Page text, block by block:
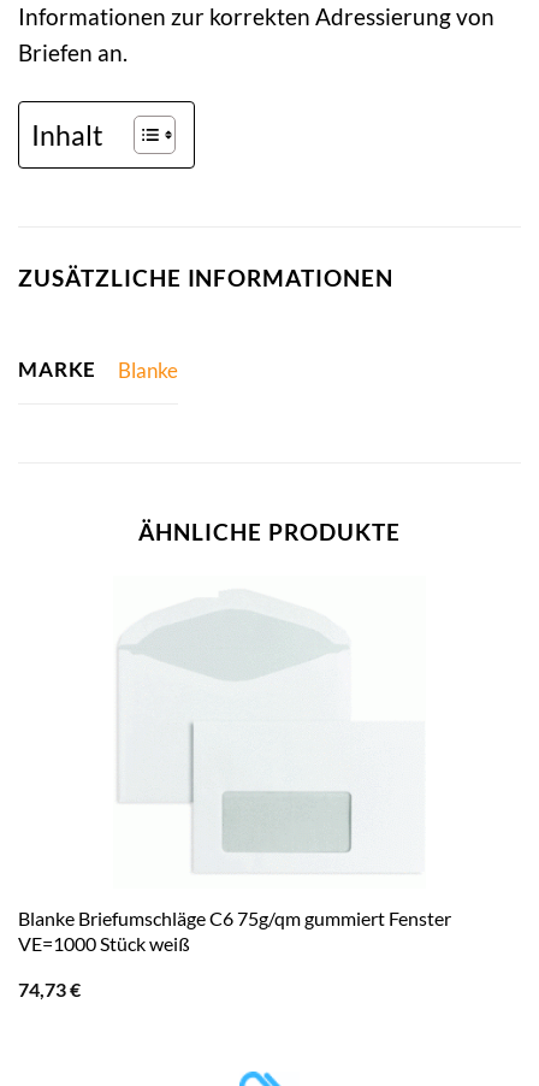
Informationen zur korrekten Adressierung von
Briefen an.
Inhalt
ZUSÄTZLICHE INFORMATIONEN
MARKE Blanke
ÄHNLICHE PRODUKTE
Blanke Briefumschläge C6 75g/qm gummiert Fenster
VE=1000 Stück weiß
74,73€